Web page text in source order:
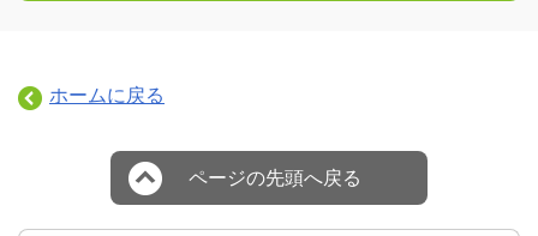
ホームに戻る
ページの先頭へ戻る